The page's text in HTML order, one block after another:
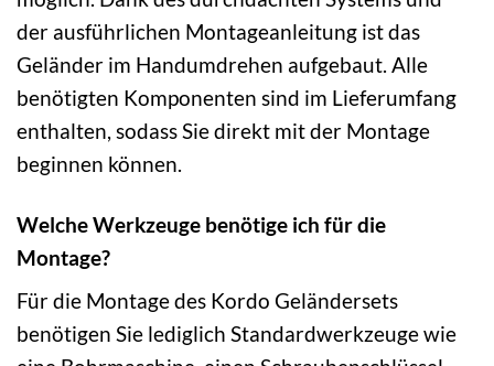
der ausführlichen Montageanleitung ist das
Geländer im Handumdrehen aufgebaut. Alle
benötigten Komponenten sind im Lieferumfang
enthalten, sodass Sie direkt mit der Montage
beginnen können.
Welche Werkzeuge benötige ich für die
Montage?
Für die Montage des Kordo Geländersets
benötigen Sie lediglich Standardwerkzeuge wie